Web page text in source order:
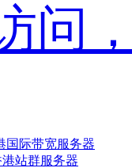
问
国际带宽服务器
站群服务器